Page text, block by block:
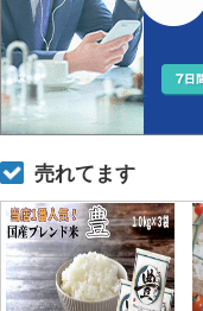
売れてます